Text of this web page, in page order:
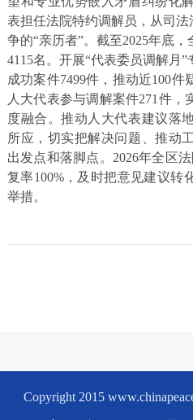
表担任法院特约调解员，从司法
争的“亲历者”。截至2025年底
4115名。开展“代表委员调解月
成功案件7499件，推动近100
人大代表参与调解案件271件
度融合。推动人大代表建议落
所应，切实把解决问题、推动
出发点和落脚点。2026年全区
复率100%，及时把意见建议转
举措。
Copyright 2015